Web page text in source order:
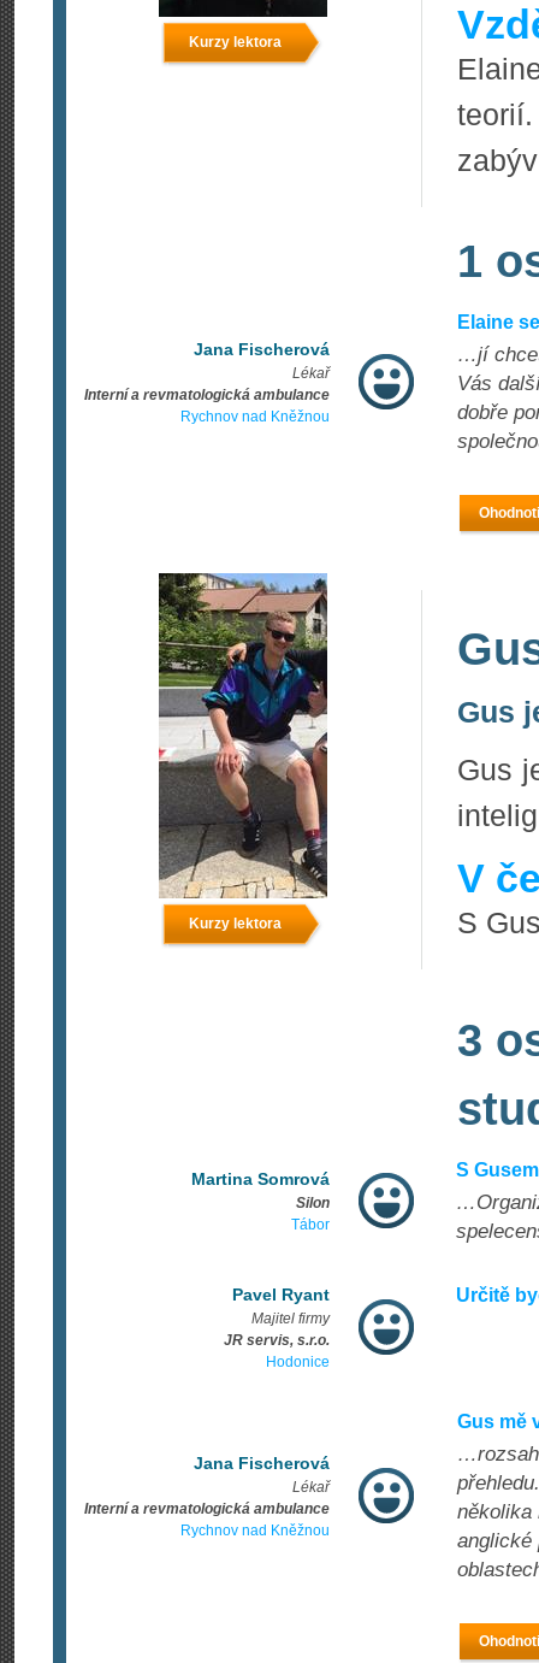
Kurzy lektora
1
Jana Fischerová
Lékař
Interní a revmatologická ambulance
Rychnov nad Kněžnou
Elaine
…jí
Vás
dobře
Kurzy lektora
Gus
Gus
V
S
3
Martina Somrová
Silon
Tábor
S
Pavel Ryant
Majitel firmy
JR servis, s.r.o.
Hodonice
Určitě
Jana Fischerová
Lékař
Interní a revmatologická ambulance
Rychnov nad Kněžnou
Gus mě
několika
anglické